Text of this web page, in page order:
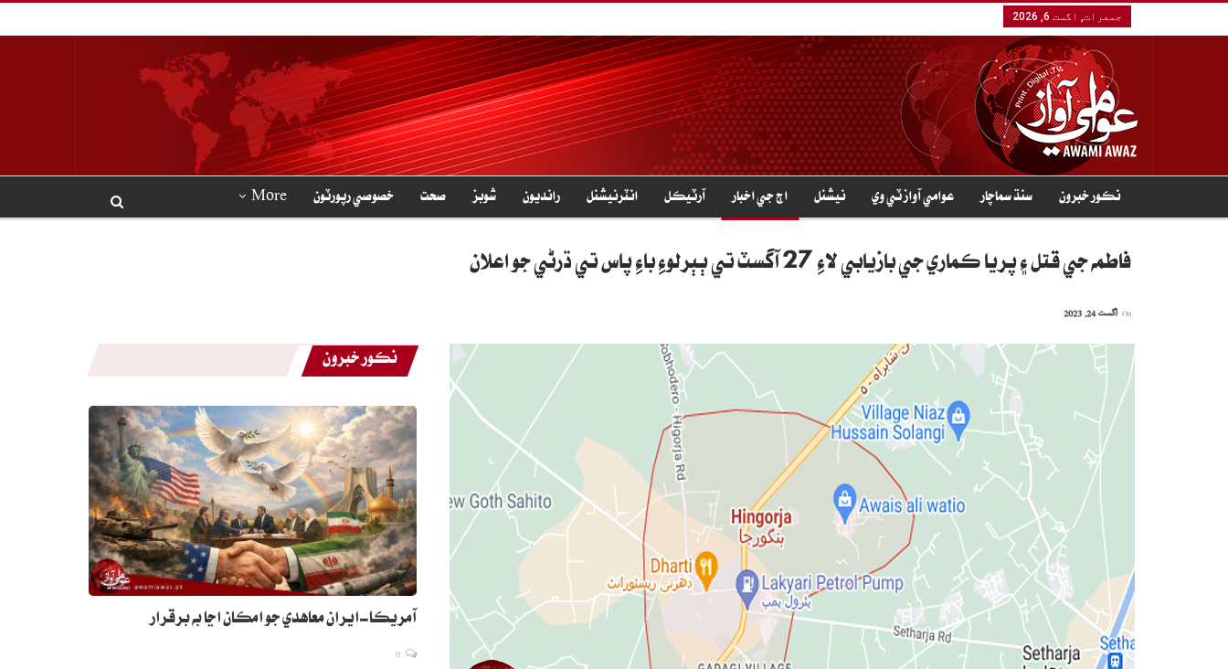
جمعرات, اگست 6, 2026
نڪور خبرون سنڌ سماچار عوامي آواز ٽي وي نيشنل اڄ جي اخبار آرٽيڪل انٽرنيشنل رانديون شوبز صحت خصوصي رپورٽون More
فاطمه جي قتل ۽ پريا ڪماري جي بازيابي لاءِ 27 آگسٽ تي ٻٻرلوءِ باءِ پاس تي ڌرڻي جو اعلان
اگست 24, 2023
نڪور خبرون
آمريڪا-ايران معاهدي جو امڪان اڃا به برقرار